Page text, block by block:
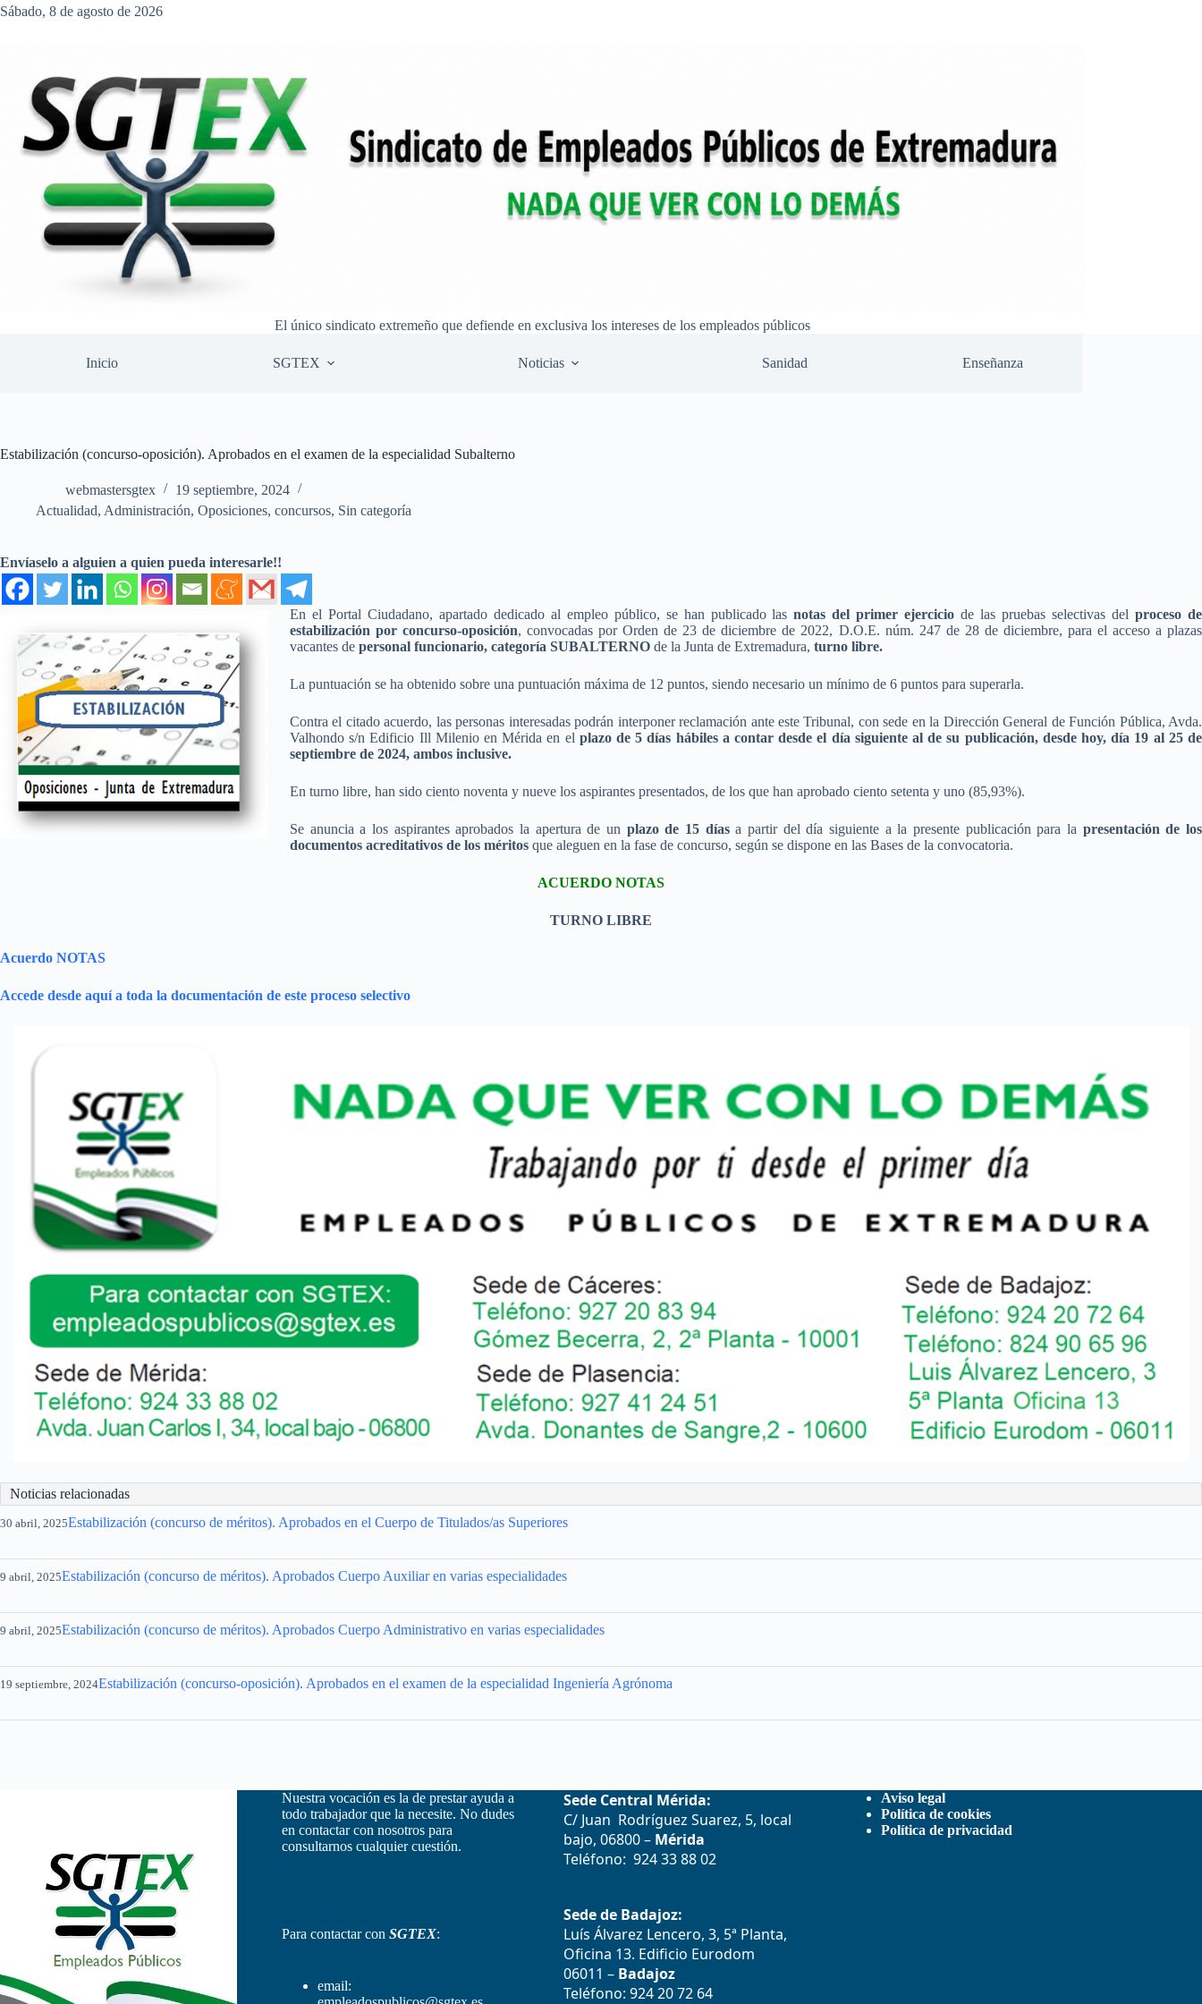
Saltar
Sábado, 8 de agosto de 2026
El único sindicato extremeño que defiende en exclusiva los intereses de los empleados públicos
Inicio SGTEX Noticias Sanidad Enseñanza
Estabilización (concurso-oposición). Aprobados en el examen de la especialidad Subalterno
webmastersgtex
19 septiembre, 2024
Actualidad, Administración, Oposiciones, concursos, Sin categoría
Envíaselo a alguien a quien pueda interesarle!!
En el Portal Ciudadano, apartado dedicado al empleo público, se han publicado lasnotas del primer ejercicio de las pruebas selectivas delproceso de
estabilización por concurso-oposición, convocadas por Orden de 23 de diciembre de 2022, D.O.E. núm. 247 de 28 de diciembre, para el acceso a plazas
vacantes de personal funcionario, categoría SUBALTERNO de la Junta de Extremadura, turno libre.
La puntuación se ha obtenido sobre una puntuación máxima de 12 puntos, siendo necesario un mínimo de 6 puntos para superarla.
Contra el citado acuerdo, las personas interesadas podrán interponer reclamación ante este Tribunal, con sede en la Dirección General de Función Pública, Avda.
Valhondo s/n Edificio Ill Milenio en Mérida en el plazo de 5 días hábiles a contar desde el día siguiente al de su publicación, desde hoy, día 19 al 25 de
septiembre de 2024, ambos inclusive.
En turno libre, han sido ciento noventa y nueve los aspirantes presentados, de los que han aprobado ciento setenta y uno (85,93%).
Se anuncia a los aspirantes aprobados la apertura de un plazo de 15 díasa partir del día siguiente a la presente publicación para la presentación de los
documentos acreditativos de los méritos que aleguen en la fase de concurso, según se dispone en las Bases de la convocatoria.
ACUERDO NOTAS
TURNO LIBRE
Acuerdo NOTAS
Accede desde aquí a toda la documentación de este proceso selectivo
Noticias relacionadas
30 abril, 2025Estabilización (concurso de méritos). Aprobados en el Cuerpo de Titulados/as Superiores
9 abril, 2025Estabilización (concurso de méritos). Aprobados Cuerpo Auxiliar en varias especialidades
9 abril, 2025Estabilización (concurso de méritos). Aprobados Cuerpo Administrativo en varias especialidades
19 septiembre, 2024Estabilización (concurso-oposición). Aprobados en el examen de la especialidad Ingeniería Agrónoma
Nuestra vocación es la de prestar ayuda a
todo trabajador que la necesite. No dudes
en contactar con nosotros para
consultarnos cualquier cuestión.
Para contactar con SGTEX:
email:
Sede Central Mérida:
C/ Juan Rodríguez Suarez, 5, local
bajo, 06800 – Mérida
Teléfono: 924 33 88 02
Sede de Badajoz:
Luís Álvarez Lencero, 3, 5ª Planta,
Oficina 13. Edificio Eurodom
06011 – Badajoz
Teléfono: 924 20 72 64
Aviso legal
Política de cookies
Política de privacidad